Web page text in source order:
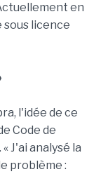
en
sous licence
l'idée de ce
Code de
J'ai analysé la
problème :